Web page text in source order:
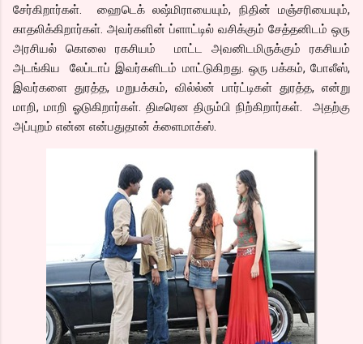
சேர்கிறார்கள். ஹைடெக் லஷ்மிராயையும், நிதின் மஞ்சரியையும்,
காதலிக்கிறார்கள். அவர்களின் ப்ளாட்டில் வசிக்கும் சேத்தனிடம் ஒரு
அரசியல் கொலை ரகசியம் மாட்ட அவனிடமிருக்கும் ரகசியம்
அடங்கிய லேப்டாப் இவர்களிடம் மாட்டுகிறது. ஒரு பக்கம், போலீஸ்,
இவர்களை துரத்த, மறுபக்கம், வில்ல்ன் பார்ட்டிகள் துரத்த, என்று
மாறி, மாறி ஓடுகிறார்கள். திடீரென திரும்பி நிற்கிறார்கள். அதற்கு
அப்புறம் என்ன என்பதுதான் க்ளைமாக்ஸ்.